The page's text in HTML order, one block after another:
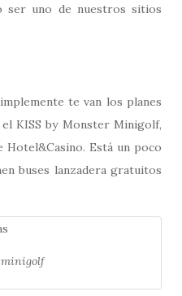
ser uno de nuestros sitios
te van los planes
KISS by Monster Minigolf,
Está un poco
buses lanzadera gratuitos